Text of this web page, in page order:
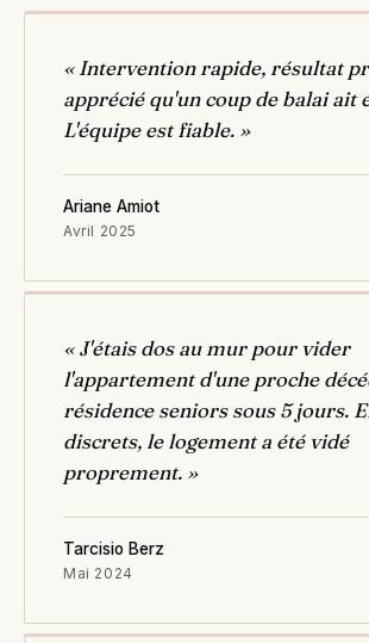
« Intervention rapide, résultat
apprécié qu'un coup de balai ait
L'équipe est fiable. »
Ariane Amiot
Avril 2025
« J'étais dos au mur pour vider
l'appartement d'une proche
résidence seniors sous 5 jours.
discrets, le logement a été vidé
proprement. »
Tarcisio Berz
Mai 2024